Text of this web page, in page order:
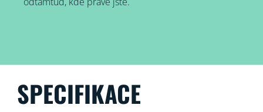
SPECIFIKACE